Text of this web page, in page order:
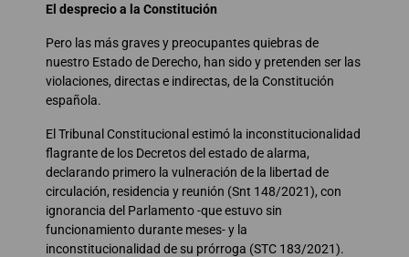
El desprecio a la Constitución
Pero las más graves y preocupantes quiebras de
nuestro Estado de Derecho, han sido y pretenden ser las
violaciones, directas e indirectas, de la Constitución
española.
El Tribunal Constitucional estimó la inconstitucionalidad
flagrante de los Decretos del estado de alarma,
declarando primero la vulneración de la libertad de
circulación, residencia y reunión (Snt 148/2021), con
ignorancia del Parlamento -que estuvo sin
funcionamiento durante meses- y la
inconstitucionalidad de su prórroga (STC 183/2021).